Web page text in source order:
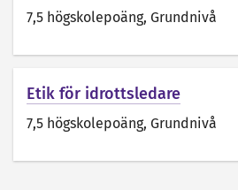
7,5 högskolepoäng, Grundnivå
Etik för idrottsledare
7,5 högskolepoäng, Grundnivå